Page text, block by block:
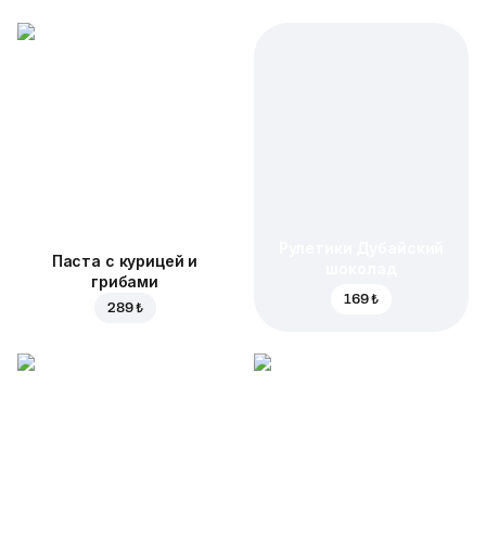
Паста с курицей и
грибами
289 ₺
169 ₺